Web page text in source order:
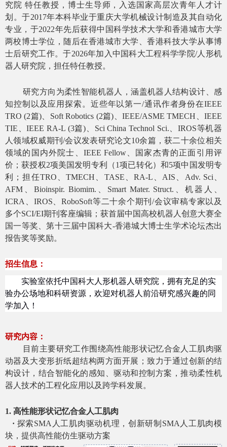
究院 特任教授，博士生导师，入选国家高层次青年人才计
划。于2017年本科毕业于重庆大学机械设计制造及其自动化
专业，于2022年先后获得中国科学技术大学和香港城市大学
两校博士学位，随后在香港城市大学、香港科技大学从事博
士后研究工作。于2026年加入中国科大工程科学学院/人形机
器人研究院，担任特任教授。
研究方向为柔性智能机器人，涵盖机器人结构设计、感
知控制以及应用探索。近些年以第一/通讯作者身份在IEEE
TRO (2篇) Soft Robotics (2篇) IEEE/ASME TMECH 、IEEE
TIE 、IEEE RA-L (3篇) Sci China Technol Sci. IROS等机器
人领域权威期刊/会议发表研究论文10余篇，获二十余位相关
领域的国内外院士、 IEEE Fellow、国家杰青的正面引用评
价；获授权2项美国发明专利（1项已转化）和5项中国发明专
利；担任TRO 、TMECH TASE RA-L AIS Adv. Sci
AFM
Bioinspir. Biomim. Smart Mater. Struct. 、机器人、
ICRA
IROS RoboSoft等二十余个期刊 /会议审稿专家以及
多个SCI/EI期刊客座编辑；获首届中国高校机器人创意大赛全
国一等奖、第十三届中国科大-香港城大博士生学术论坛杰出
报告奖等奖励。
招生信息：
实验室依托中国科大人形机器人研究院，拥有充足的实
验办公场地和科研资源，欢迎对机器人前沿研究感兴趣的同
学加入！
研究内容：
目前主要研究工作围绕高性能形状记忆合金人工肌肉驱
动器及大变形折纸超结构两方面开展；致力于通过创新的结
构设计，结合智能化的感知、驱动和控制方案，推动柔性机
器人技术的工程化应用以及跨学科发展。
1. 高性能形状记忆合金人工肌肉
· 探索SMA 人工肌肉驱动机理，创新研制 SMA 人工肌肉模
块，提供高性能仿生驱动方案